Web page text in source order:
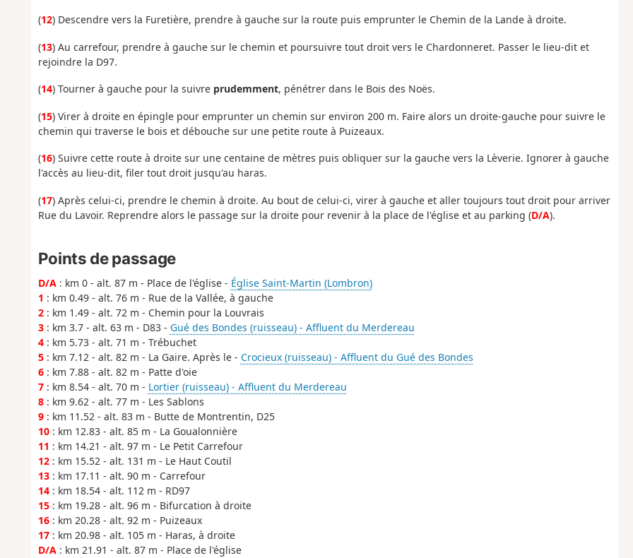
(12) Descendre vers la Furetière, prendre à gauche sur la route puis emprunter le Chemin de la Lande à droite.
(13) Au carrefour, prendre à gauche sur le chemin et poursuivre tout droit vers le Chardonneret. Passer le lieu-dit et
rejoindre la D97.
(14) Tourner à gauche pour la suivreprudemment, pénétrer dans le Bois des Noës.
(15) Virer à droite en épingle pour emprunter un chemin sur environ 200 m. Faire alors un droite-gauche pour suivre le
chemin qui traverse le bois et débouche sur une petite route à Puizeaux.
(16) Suivre cette route à droite sur une centaine de mètres puis obliquer sur la gauche vers la Lèverie. Ignorer à gauche
l'accès au lieu-dit, filer tout droit jusqu'au haras.
(17) Après celui-ci, prendre le chemin à droite. Au bout de celui-ci, virer à gauche et aller toujours tout droit pour arriver
Rue du Lavoir. Reprendre alors le passage sur la droite pour revenir à la place de l'église et au parking (D/A).
Points de passage
D/A: km 0 - alt. 87 m - Place de l'église - Église Saint-Martin (Lombron)
1 : km 0.49 - alt. 76 m - Rue de la Vallée, à gauche
2: km 1.49 - alt. 72 m - Chemin pour la Louvrais
3: km 3.7 - alt. 63 m - D83 - Gué des Bondes (ruisseau) - Affluent du Merdereau
4: km 5.73 - alt. 71 m - Trébuchet
5: km 7.12 - alt. 82 m - La Gaire. Après le - Crocieux (ruisseau) - Affluent du Gué des Bondes
6: km 7.88 - alt. 82 m - Patte d'oie
7: km 8.54 - alt. 70 m - Lortier (ruisseau) - Affluent du Merdereau
8: km 9.62 - alt. 77 m - Les Sablons
9: km 11.52 - alt. 83 m - Butte de Montrentin, D25
10: km 12.83 - alt. 85 m - La Goualonnière
11 : km 14.21 - alt. 97 m - Le Petit Carrefour
12: km 15.52 - alt. 131 m - Le Haut Coutil
13: km 17.11 - alt. 90 m - Carrefour
14: km 18.54 - alt. 112 m - RD97
15: km 19.28 - alt. 96 m - Bifurcation à droite
16: km 20.28 - alt. 92 m - Puizeaux
17: km 20.98 - alt. 105 m - Haras, à droite
D/A: km 21.91 - alt. 87 m - Place de l'église